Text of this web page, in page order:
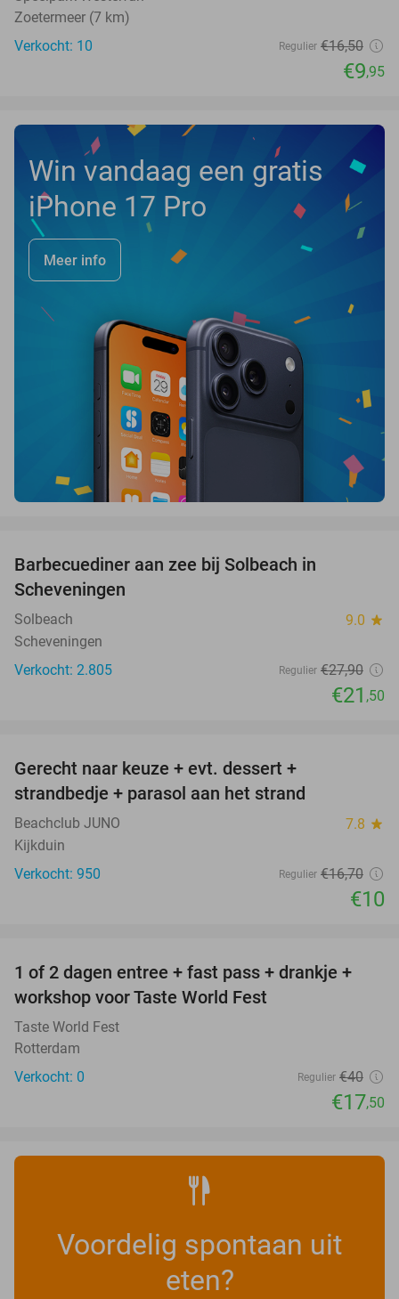
Zoetermeer (7 km)
Verkocht: 10
Regulier €16,50
€9,95
Win vandaag een gratis
iPhone 17 Pro
Meer info
Barbecuediner aan zee bij Solbeach in
Scheveningen
Solbeach 9.0 star
Scheveningen
Verkocht: 2.805
Regulier €27,90
€21 ,50
Gerecht naar keuze + evt. dessert +
strandbedje + parasol aan het strand
Beachclub JUNO 7.8 star
Kijkduin
Verkocht: 950
Regulier €16,70
€10
56%
TODAY
1 of 2 dagen entree + fast pass + drankje +
workshop voor Taste World Fest
Taste World Fest
Rotterdam
Verkocht: 0
Regulier €40
€17,50
Voordelig spontaan uit
eten?